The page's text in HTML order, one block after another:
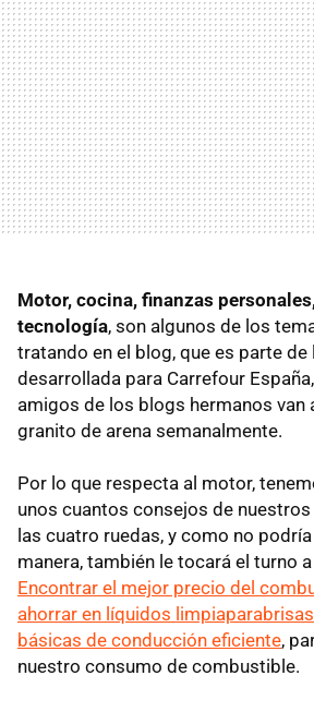
Motor, cocina, finanzas
tecnología, son algunos de los
tratando en el blog, que es parte
desarrollada para Carrefour
amigos de los blogs hermanos van
granito de arena semanalmente.
Por lo que respecta al motor,
unos cuantos consejos de
las cuatro ruedas, y como no
manera, también le tocará el turno
Encontrar el mejor precio del
ahorrar en líquidos limpiaparabrisas
básicas de conducción eficiente,
nuestro consumo de combustible.